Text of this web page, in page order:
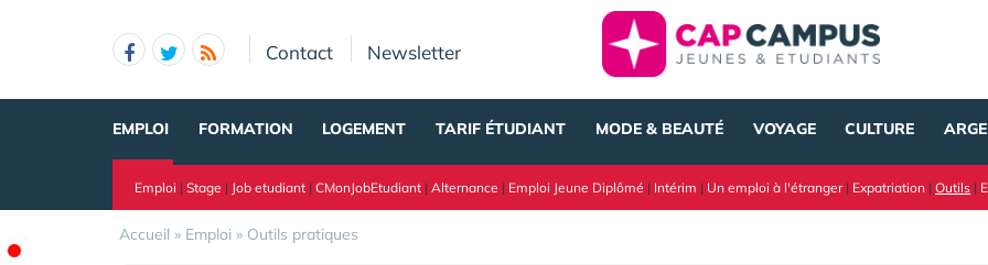
Contact Newsletter
EMPLOI FORMATION LOGEMENT TARIF ÉTUDIANT MODE & BEAUTÉ VOYAGE CULTURE
Emploi | Stage | Job etudiant | CMonJobEtudiant | Alternance | Emploi Jeune Diplômé | Intérim | Un emploi à l'étranger| Expatriation | Outils |
Accueil » Emploi » Outils pratiques